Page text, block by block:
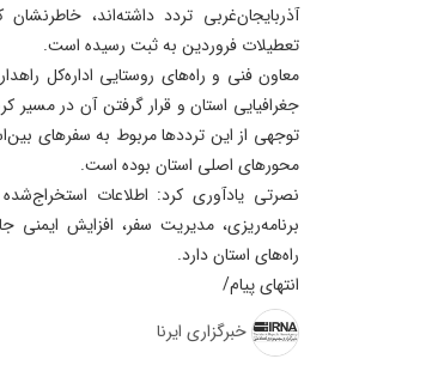
آذربایجان‌غربی تردد داشته‌اند،
تعطیلات فروردین به ثبت رسیده است.
معاون فنی و راه‌های روستایی اداره‌کل
جغرافیایی استان و قرار گرفتن آن در
توجهی از این ترددها مربوط به سفرهای
محورهای اصلی استان بوده است.
نصرتی یادآوری کرد: اطلاعات
برنامه‌ریزی، مدیریت سفر، افزایش ایمنی
راه‌های استان دارد.
انتهای پیام/
خبرگزاری ایرنا